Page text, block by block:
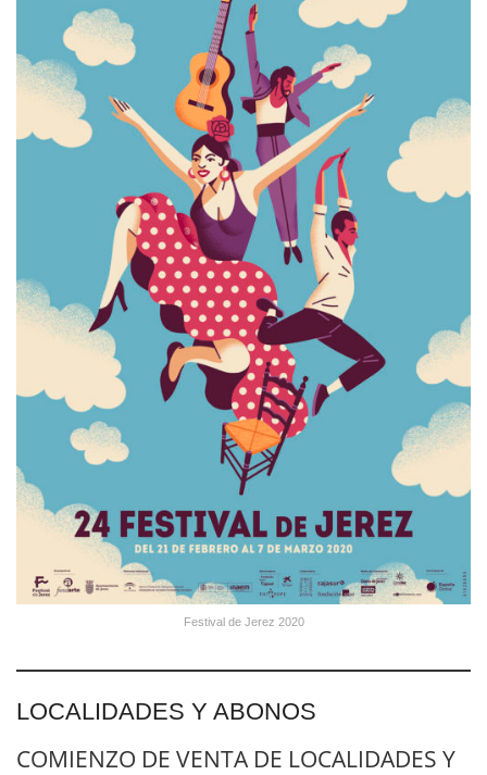
Festival de Jerez 2020
LOCALIDADES Y ABONOS
COMIENZO DE VENTA DE LOCALIDADES Y